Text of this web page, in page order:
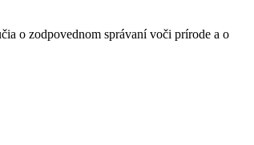
o zodpovednom správaní voči prírode a o